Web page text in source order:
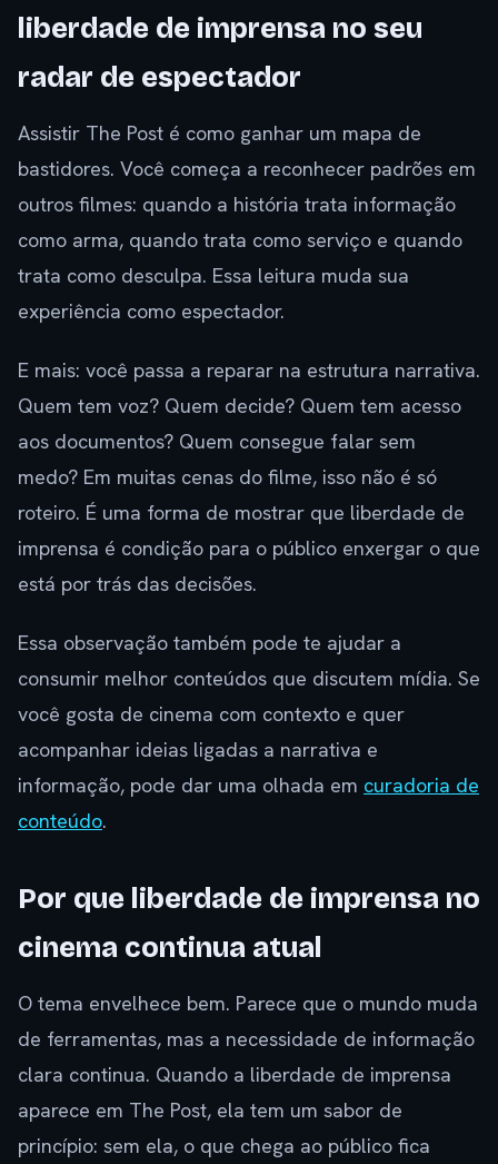
liberdade de imprensa no seu
radar de espectador
Assistir The Post é como ganhar um mapa de
bastidores. Você começa a reconhecer padrões em
outros filmes: quando a história trata informação
como arma, quando trata como serviço e quando
trata como desculpa. Essa leitura muda sua
experiência como espectador.
E mais: você passa a reparar na estrutura narrativa.
Quem tem voz? Quem decide? Quem tem acesso
aos documentos? Quem consegue falar sem
medo? Em muitas cenas do filme, isso não é só
roteiro. É uma forma de mostrar que liberdade de
imprensa é condição para o público enxergar o que
está por trás das decisões.
Essa observação também pode te ajudar a
consumir melhor conteúdos que discutem mídia. Se
você gosta de cinema com contexto e quer
acompanhar ideias ligadas a narrativa e
informação, pode dar uma olhada em curadoria de
conteúdo.
Por que liberdade de imprensa no
cinema continua atual
O tema envelhece bem. Parece que o mundo muda
de ferramentas, mas a necessidade de informação
clara continua. Quando a liberdade de imprensa
aparece em The Post, ela tem um sabor de
princípio: sem ela, o que chega ao público fica